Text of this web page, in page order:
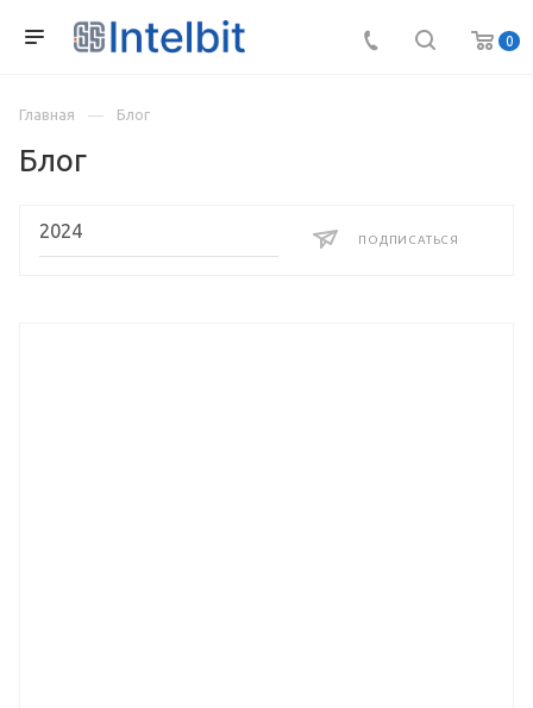
0
Главная Блог
Блог
ПОДПИСАТЬСЯ